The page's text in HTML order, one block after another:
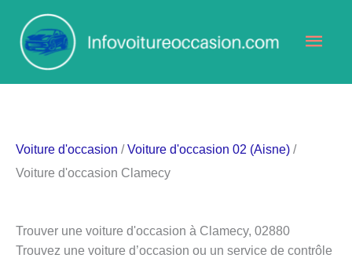
contenu
Voiture d'occasion /Voiture d'occasion 02 (Aisne) /
Voiture d'occasion Clamecy
Trouver une voiture d'occasion à Clamecy, 02880
Trouvez une voiture d’occasion ou un service de contrôle